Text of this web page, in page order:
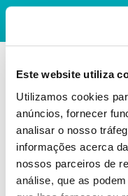
Este website utiliza
Utilizamos cookies
anúncios, fornecer
analisar o nosso
informações acerca
nossos parceiros de
análise, que as